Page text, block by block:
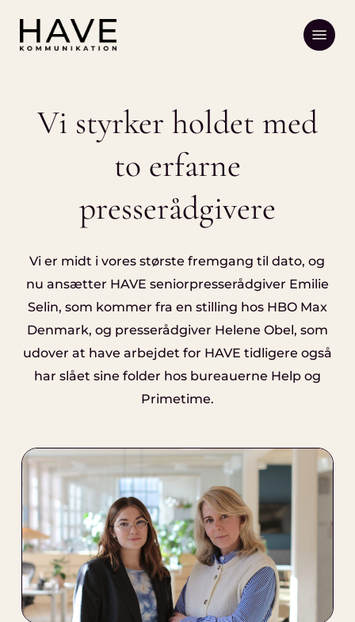
Menu
Vi styrker holdet med
to erfarne
presserådgivere
Vi er midt i vores største fremgang til dato, og
nu ansætter HAVE seniorpresserådgiver Emilie
Selin, som kommer fra en stilling hos HBO Max
Denmark, og presserådgiver Helene Obel, som
udover at have arbejdet for HAVE tidligere også
har slået sine folder hos bureauerne Help og
Primetime.